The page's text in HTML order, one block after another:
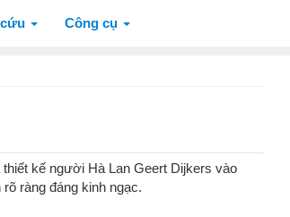
Công cụ
kế người Hà Lan Geert Dijkers vào
ràng đáng kinh ngạc.